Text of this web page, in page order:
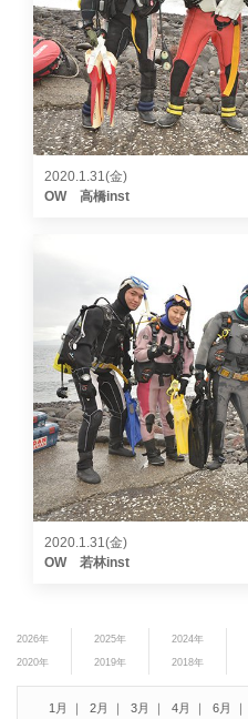
2020.1.31(金)
OW 高橋inst
2020.1.31(金)
OW 若林inst
2026年 2025年 2024年
2020年 2019年 2018年
1月 2月 3月 4月 6月